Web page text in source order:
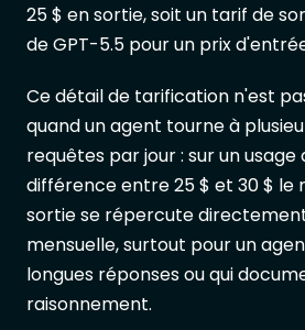
25 $ en sortie, soit un tarif de
de GPT-5.5 pour un prix
Ce détail de tarification n'est
quand un agent tourne à
requêtes par jour : sur un
différence entre 25 $ et 30 $ le
sortie se répercute
mensuelle, surtout pour un
longues réponses ou qui
raisonnement.